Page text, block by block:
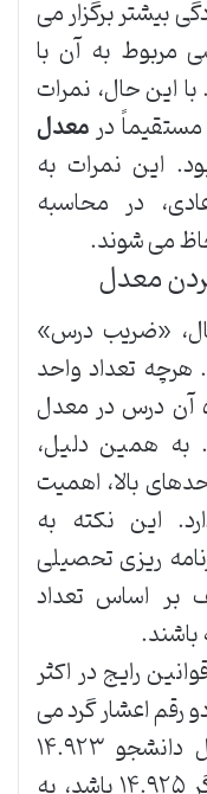
بیشتر برگزار می
مربوط به آن با
این حال، نمرات
درمعدل
این نمرات به
در محاسبه
می شوند.
معدل
«ضریب درس»
تعداد واحد
آن درس در معدل
به همین دلیل،
بالا، اهمیت
این نکته به
ریزی تحصیلی
اساس تعداد
رایج در اکثر
رقم اعشار گرد می
شود. به عنوان مثال، اگر معدل دانشجو ۱۴.۹۲۳